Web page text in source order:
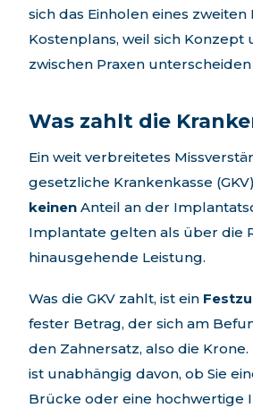
sich das Einholen eines zweiten
Kostenplans, weil sich Konzept
zwischen Praxen
Was zahlt die
Ein weit verbreitetes
gesetzliche Krankenkasse
keinen Anteil an der
Implantate gelten als über die
hinausgehende Leistung.
Was die GKV zahlt, ist ein
fester Betrag, der sich am
den Zahnersatz, also die
ist unabhängig davon, ob Sie
Brücke oder eine hochwertige